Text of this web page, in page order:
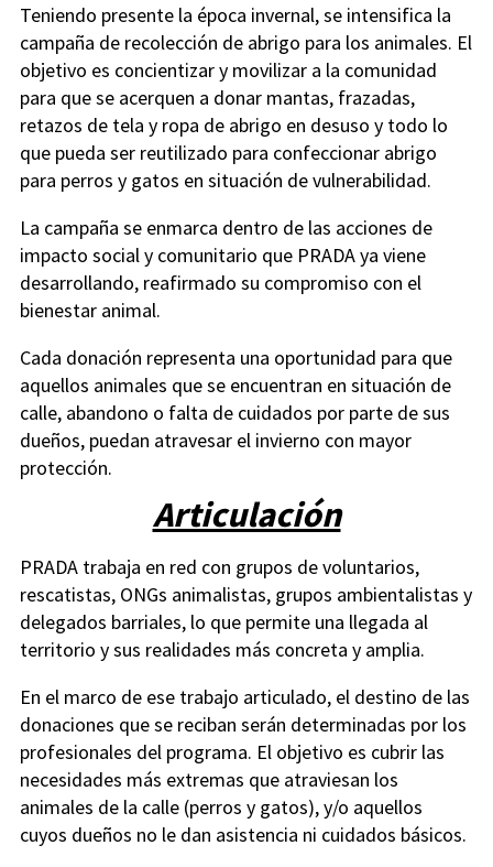
Teniendo presente la época invernal, se intensifica la
campaña de recolección de abrigo para los animales. El
objetivo es concientizar y movilizar a la comunidad
para que se acerquen a donar mantas, frazadas,
retazos de tela y ropa de abrigo en desuso y todo lo
que pueda ser reutilizado para confeccionar abrigo
para perros y gatos en situación de vulnerabilidad.
La campaña se enmarca dentro de las acciones de
impacto social y comunitario que PRADA ya viene
desarrollando, reafirmado su compromiso con el
bienestar animal.
Cada donación representa una oportunidad para que
aquellos animales que se encuentran en situación de
calle, abandono o falta de cuidados por parte de sus
dueños, puedan atravesar el invierno con mayor
protección.
Articulación
PRADA trabaja en red con grupos de voluntarios,
rescatistas, ONGs animalistas, grupos ambientalistas y
delegados barriales, lo que permite una llegada al
territorio y sus realidades más concreta y amplia.
En el marco de ese trabajo articulado, el destino de las
donaciones que se reciban serán determinadas por los
profesionales del programa. El objetivo es cubrir las
necesidades más extremas que atraviesan los
animales de la calle (perros y gatos), y/o aquellos
cuyos dueños no le dan asistencia ni cuidados básicos.